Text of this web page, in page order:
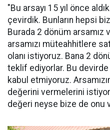
"Bu arsayı 15 yıl önce
çevirdik. Bunların hepsi
Burada 2 dönüm arsamız
arsamızı müteahhitlere
olanı istiyoruz. Bana 2
teklif ediyorlar. Bu
kabul etmiyoruz.
değerini vermelerini
değeri neyse bize de onu